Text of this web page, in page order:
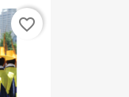
favorite_border